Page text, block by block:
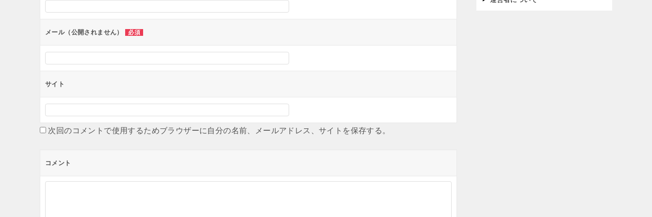
ョ
ン
メール（公開されません） 必須
サイト
次回のコメントで使用するためブラウザーに自分の名前、メールアドレス、サイトを保存する。
コメント